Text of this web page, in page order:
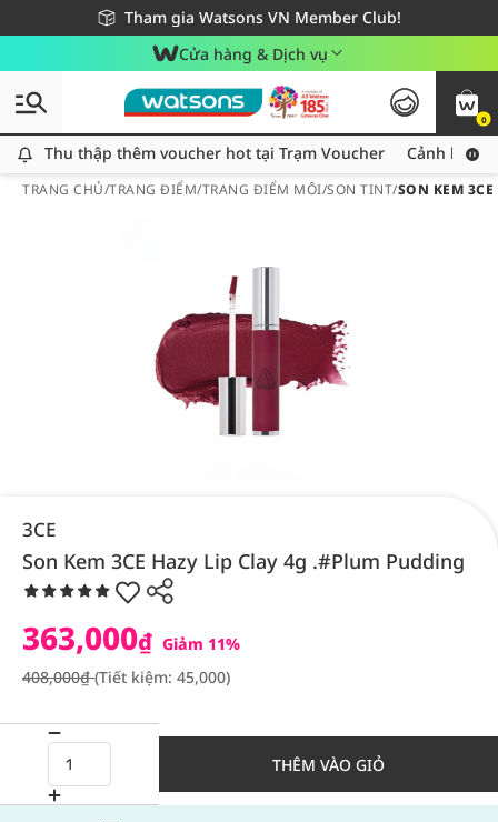
Tham gia Watsons VN Member Club!
Miễn phí giao hàng cho đơn hàng từ 249,000Đ
Giao hàng nhanh 24h - Áp dụng khu vực TP. Hồ Chí Minh
Cửa hàng & Dịch vụ
0
Thu thập thêm voucher hot tại Trạm Voucher
Thu thập thêm voucher hot tại Trạm Voucher Cảnh báo
TRANG CHỦ/TRANG ĐIỂM/TRANG ĐIỂM MÔI/SON TINT/SON KEM
3CE
Son Kem 3CE Hazy Lip Clay 4g .#Plum Pudding
363,000₫ Giảm 11%
408,000₫(Tiết kiệm: 45,000)
THÊM VÀO GIỎ